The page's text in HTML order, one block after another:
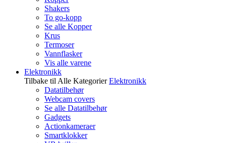
Shakers
To go-kopp
Se alle Kopper
Krus
Termoser
Vannflasker
Vis alle varene
Elektronikk
Tilbake til Alle Kategorier Elektronikk
Datatilbehør
Webcam covers
Se alle Datatilbehør
Gadgets
Actionkameraer
Smartklokker